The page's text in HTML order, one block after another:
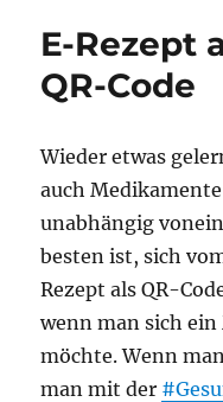
E-Rezept
QR-Code
Wieder etwas
auch
unabhängig
besten ist, sich
Rezept als QR-
wenn man sich
möchte. Wenn
man mit der